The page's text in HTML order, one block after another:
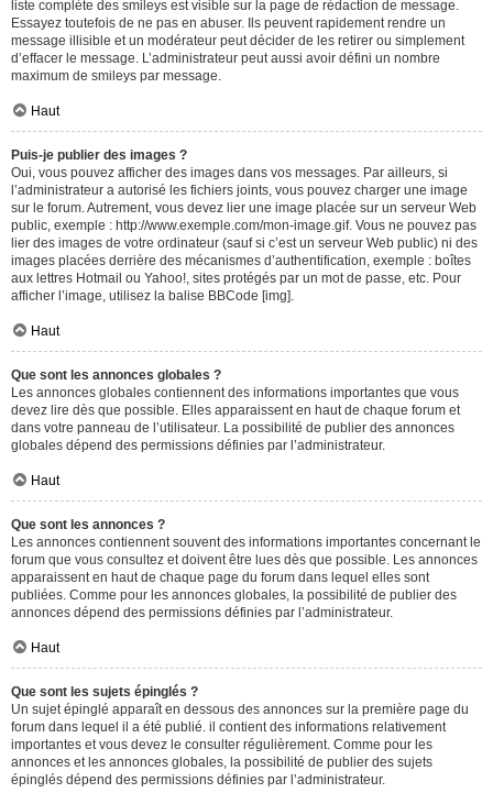
liste complète des smileys est visible sur la page de rédaction de message.
Essayez toutefois de ne pas en abuser. Ils peuvent rapidement rendre un
message illisible et un modérateur peut décider de les retirer ou simplement
d’effacer le message. L’administrateur peut aussi avoir défini un nombre
maximum de smileys par message.
Haut
Puis-je publier des images ?
Oui, vous pouvez afficher des images dans vos messages. Par ailleurs, si
l’administrateur a autorisé les fichiers joints, vous pouvez charger une image
sur le forum. Autrement, vous devez lier une image placée sur un serveur Web
public, exemple : http://www.exemple.com/mon-image.gif. Vous ne pouvez pas
lier des images de votre ordinateur (sauf si c’est un serveur Web public) ni des
images placées derrière des mécanismes d’authentification, exemple : boîtes
aux lettres Hotmail ou Yahoo!, sites protégés par un mot de passe, etc. Pour
afficher l’image, utilisez la balise BBCode [img].
Haut
Que sont les annonces globales ?
Les annonces globales contiennent des informations importantes que vous
devez lire dès que possible. Elles apparaissent en haut de chaque forum et
dans votre panneau de l’utilisateur. La possibilité de publier des annonces
globales dépend des permissions définies par l’administrateur.
Haut
Que sont les annonces ?
Les annonces contiennent souvent des informations importantes concernant le
forum que vous consultez et doivent être lues dès que possible. Les annonces
apparaissent en haut de chaque page du forum dans lequel elles sont
publiées. Comme pour les annonces globales, la possibilité de publier des
annonces dépend des permissions définies par l’administrateur.
Haut
Que sont les sujets épinglés ?
Un sujet épinglé apparaît en dessous des annonces sur la première page du
forum dans lequel il a été publié. il contient des informations relativement
importantes et vous devez le consulter régulièrement. Comme pour les
annonces et les annonces globales, la possibilité de publier des sujets
épinglés dépend des permissions définies par l’administrateur.